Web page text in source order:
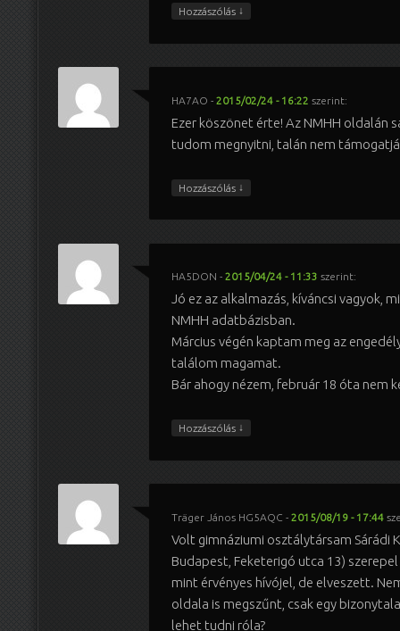
Hozzászólás ↓
HA7AO - 2015/02/24 - 16:22 szerint:
Ezer köszönet érte! Az NMHH oldalán
tudom megnyitni, talán nem
Hozzászólás ↓
HA5DON - 2015/04/24 - 11:33 szerint:
Jó ez az alkalmazás, kíváncsi vagyok,
NMHH adatbázisban.
Március végén kaptam meg az
találom magamat.
Bár ahogy nézem, február 18 óta nem
Hozzászólás ↓
Träger János HG5AQC - 2015/08/19 - 17:44
Volt gimnáziumi osztálytársam Sárádi
Budapest, Feketerigó utca 13)
mint érvényes hívójel, de elveszett.
oldala is megszűnt, csak egy
lehet tudni róla?